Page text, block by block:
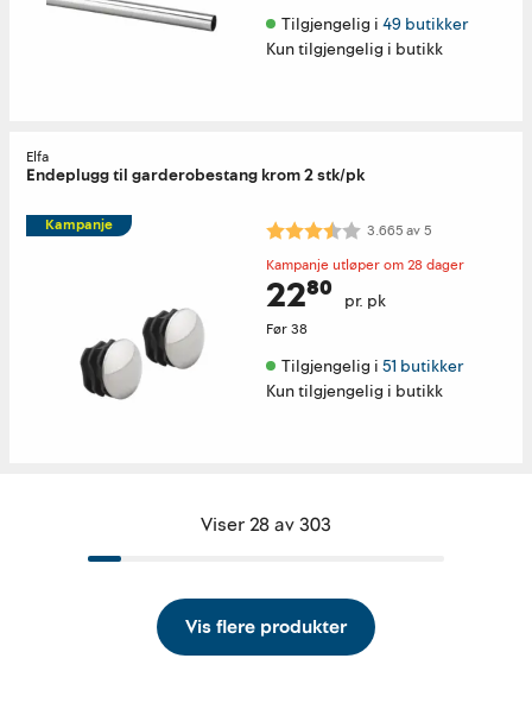
Tilgjengelig i 49 butikker
Kun tilgjengelig i butikk
Elfa
Endeplugg til garderobestang krom 2 stk/pk
Kampanje Karakter: 3.7 av 5 mulige
3.665av5
Kampanje utløper om 28 dager
22⁸⁰ pr. pk
Før38
Tilgjengelig i 51 butikker
Kun tilgjengelig i butikk
Viser 28 av 303
Vis flere produkter